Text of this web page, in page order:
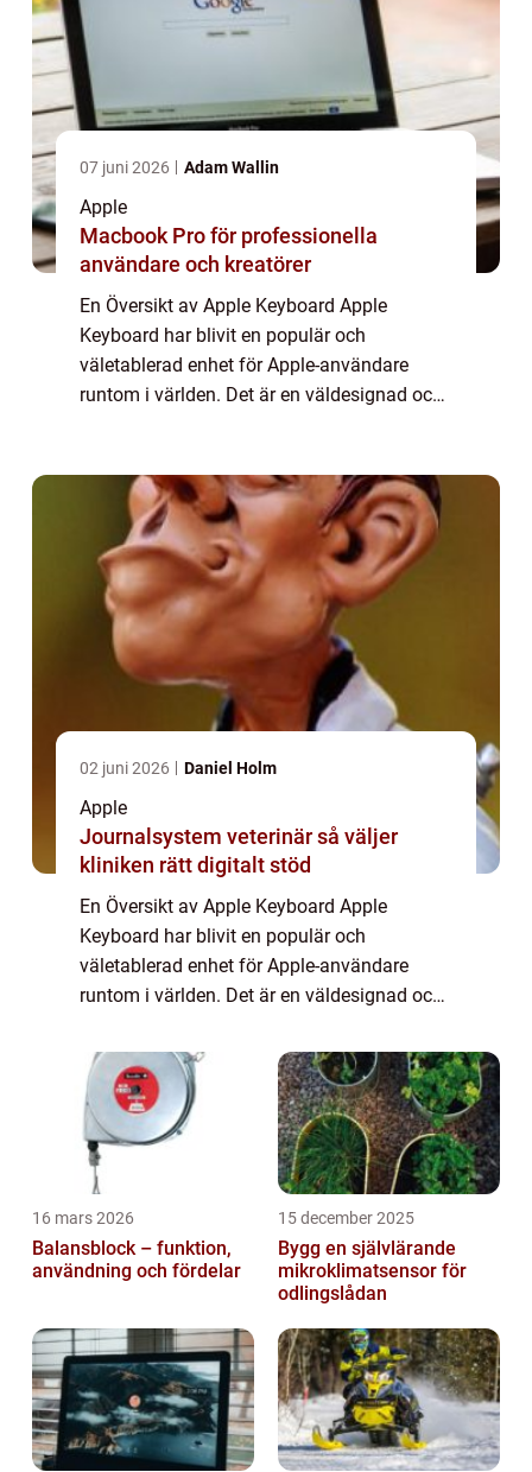
07 juni 2026 Adam Wallin
Apple
Macbook Pro för professionella
användare och kreatörer
En Översikt av Apple Keyboard Apple
Keyboard har blivit en populär och
väletablerad enhet för Apple-användare
runtom i världen. Det är en väldesignad och
användare...
02 juni 2026 Daniel Holm
Apple
Journalsystem veterinär så väljer
kliniken rätt digitalt stöd
En Översikt av Apple Keyboard Apple
Keyboard har blivit en populär och
väletablerad enhet för Apple-användare
runtom i världen. Det är en väldesignad och
perfekt för både professionella och vanliga
användare...
16 mars 2026
Balansblock – funktion,
användning och fördelar
15 december 2025
Bygg en självlärande
mikroklimatsensor för
odlingslådan